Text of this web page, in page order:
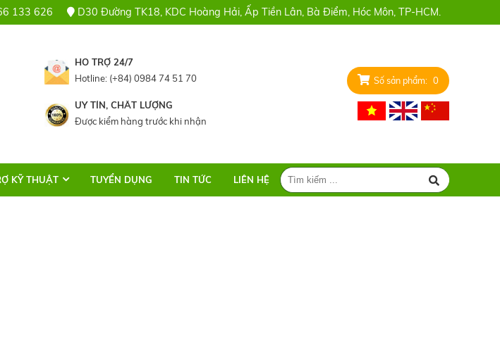
133 626 D30 Đường TK18, KDC Hoàng Hải, Ấp Tiền Lân, Bà Điểm, Hóc Môn, TP-HCM.
HỖ TRỢ 24/7
Hotline: (+84) 0984 74 51 70
UY TÍN, CHẤT LƯỢNG
Được kiểm hàng trước khi nhận
0
KỸ THUẬT TUYỂN DỤNG TIN TỨC LIÊN HỆ